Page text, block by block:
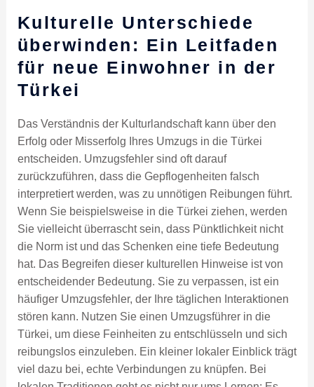
Kulturelle Unterschiede
überwinden: Ein Leitfaden
für neue Einwohner in der
Türkei
Das Verständnis der Kulturlandschaft kann über den
Erfolg oder Misserfolg Ihres Umzugs in die Türkei
entscheiden. Umzugsfehler sind oft darauf
zurückzuführen, dass die Gepflogenheiten falsch
interpretiert werden, was zu unnötigen Reibungen führt.
Wenn Sie beispielsweise in die Türkei ziehen, werden
Sie vielleicht überrascht sein, dass Pünktlichkeit nicht
die Norm ist und das Schenken eine tiefe Bedeutung
hat. Das Begreifen dieser kulturellen Hinweise ist von
entscheidender Bedeutung. Sie zu verpassen, ist ein
häufiger Umzugsfehler, der Ihre täglichen Interaktionen
stören kann. Nutzen Sie einen Umzugsführer in die
Türkei, um diese Feinheiten zu entschlüsseln und sich
reibungslos einzuleben. Ein kleiner lokaler Einblick trägt
viel dazu bei, echte Verbindungen zu knüpfen. Bei